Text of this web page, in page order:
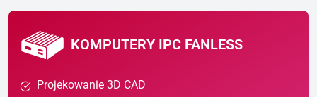
KOMPUTERY IPC FANLESS
Projekowanie 3D CAD